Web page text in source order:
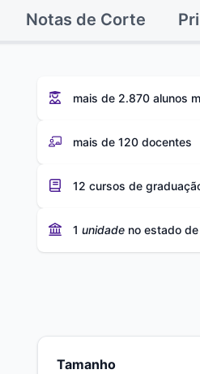
Notas de Corte
mais de 2.870 alunos
mais de 120 docentes
12 cursos de
1 unidadeno estado de
Tamanho